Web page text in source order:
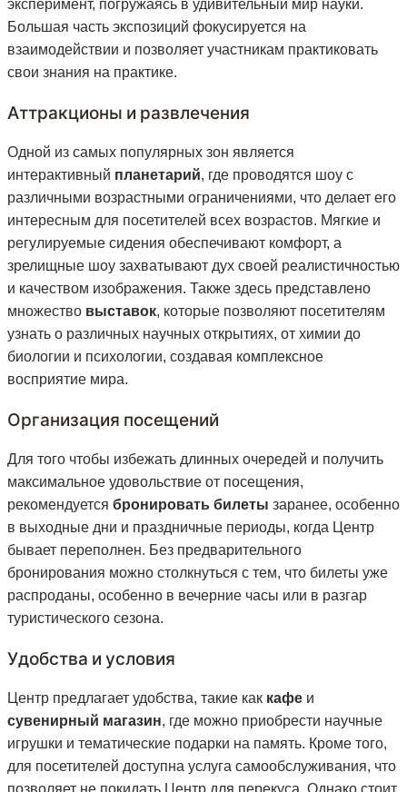
эксперимент, погружаясь в удивительный мир науки.
Большая часть экспозиций фокусируется на
взаимодействии и позволяет участникам практиковать
свои знания на практике.
Аттракционы и развлечения
Одной из самых популярных зон является
интерактивный планетарий, где проводятся шоу с
различными возрастными ограничениями, что делает его
интересным для посетителей всех возрастов. Мягкие и
регулируемые сидения обеспечивают комфорт, а
зрелищные шоу захватывают дух своей реалистичностью
и качеством изображения. Также здесь представлено
множество выставок, которые позволяют посетителям
узнать о различных научных открытиях, от химии до
биологии и психологии, создавая комплексное
восприятие мира.
Организация посещений
Для того чтобы избежать длинных очередей и получить
максимальное удовольствие от посещения,
рекомендуется бронировать билеты заранее, особенно
в выходные дни и праздничные периоды, когда Центр
бывает переполнен. Без предварительного
бронирования можно столкнуться с тем, что билеты уже
распроданы, особенно в вечерние часы или в разгар
туристического сезона.
Удобства и условия
Центр предлагает удобства, такие как кафе и
сувенирный магазин, где можно приобрести научные
игрушки и тематические подарки на память. Кроме того,
для посетителей доступна услуга самообслуживания, что
позволяет не покидать Центр для перекуса. Однако стоит